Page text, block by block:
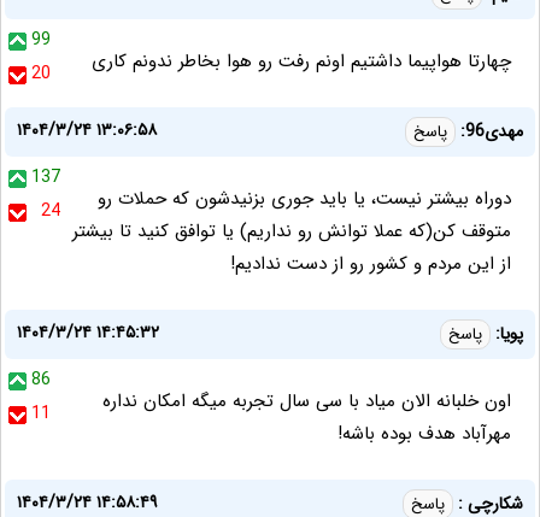
99
20
چهارتا هواپیما داشتیم اونم رفت رو هوا بخاطر ندونم کاری
مهدی96: پاسخ
۱۴۰۴/۳/۲۴ ۱۳:۰۶:۵۸
137
24
دوراه بیشتر نیست، یا باید جوری بزنیدشون که حملات رو
متوقف کن(که عملا توانش رو نداریم) یا توافق کنید تا بیشتر
از این مردم و کشور رو از دست ندادیم!
پویا: پاسخ
۱۴۰۴/۳/۲۴ ۱۴:۴۵:۳۲
86
11
اون خلبانه الان میاد با سی سال تجربه میگه امکان نداره
مهرآباد هدف بوده باشه!
شکارچی : پاسخ ۱۴۰۴/۳/۲۴ ۱۴:۵۸:۴۹